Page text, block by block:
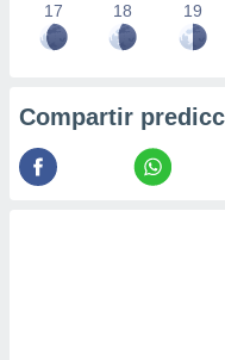
17 18 19
Compartir